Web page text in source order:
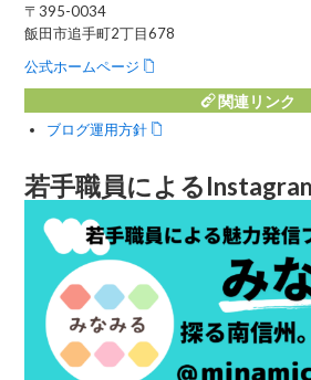
〒395-0034
飯田市追手町2丁目678
公式ホームページ
関連リンク
ブログ運用方針
若手職員による